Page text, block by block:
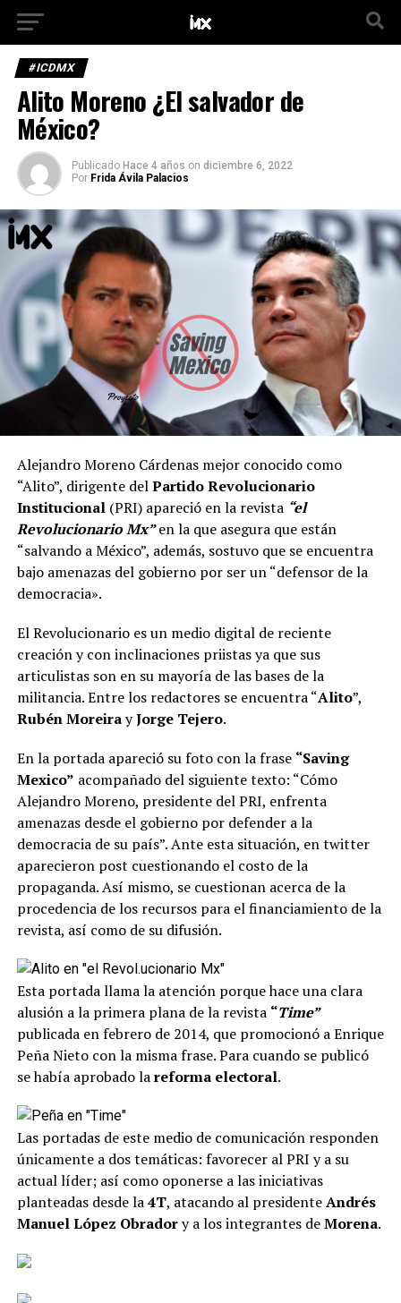
#ICDMX
Alito Moreno ¿El salvador de
México?
Publicado Hace 4 años on diciembre 6, 2022
Por Frida Ávila Palacios
Alejandro Moreno Cárdenas mejor conocido como
“Alito”, dirigente delPartido Revolucionario
Institucional(PRI) apareció en la revista “el
Revolucionario Mx”en la que asegura que están
“salvando a México”, además, sostuvo que se encuentra
bajo amenazas del gobierno por ser un “defensor de la
democracia».
El Revolucionario es un medio digital de reciente
creación y con inclinaciones priistas ya que sus
articulistas son en su mayoría de las bases de la
militancia. Entre los redactores se encuentra “Alito”,
Rubén MoreirayJorge Tejero.
En la portada apareció su foto con la frase “Saving
Mexico” acompañado del siguiente texto: “Cómo
Alejandro Moreno, presidente del PRI, enfrenta
amenazas desde el gobierno por defender a la
democracia de su país”. Ante esta situación, en twitter
aparecieron post cuestionando el costo de la
propaganda. Así mismo, se cuestionan acerca de la
procedencia de los recursos para el financiamiento de la
revista, así como de su difusión.
Esta portada llama la atención porque hace una clara
alusión a la primera plana de la revista “Time”
publicada en febrero de 2014, que promocionó a Enrique
Peña Nieto con la misma frase. Para cuando se publicó
se había aprobado lareforma electoral.
Las portadas de este medio de comunicación responden
únicamente a dos temáticas: favorecer al PRI y a su
actual líder; así como oponerse a las iniciativas
planteadas desde la4T, atacando al presidenteAndrés
Manuel López Obradory a los integrantes deMorena.